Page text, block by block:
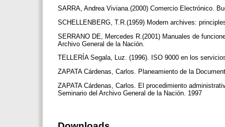
SARRA, Andrea Viviana.(2000) Comercio Electrónico.
SCHELLENBERG, T.R.(1959) Modern archives:
SERRANO DE, Mercedes R.(2001) Manuales de
Archivo General de la Nación.
TELLERÍA Segala, Luz. (1996). ISO 9000 en los
ZAPATA Cárdenas, Carlos. Planeamiento de la
ZAPATA Cárdenas, Carlos. El procedimiento
Seminario del Archivo General de la Nación. 1997